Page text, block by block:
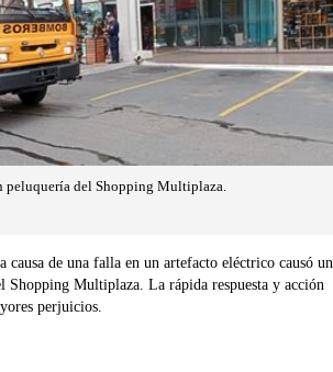
peluquería del Shopping Multiplaza.
de una falla en un artefacto eléctrico causó un
Shopping Multiplaza. La rápida respuesta y acción
perjuicios.